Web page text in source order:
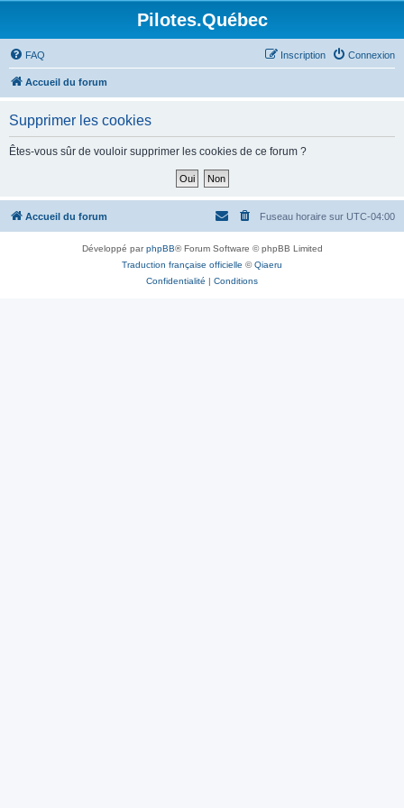
Pilotes.Québec
FAQ Connexion
Inscription
Accueil du forum
Supprimer les cookies
Êtes-vous sûr de vouloir supprimer les cookies de ce forum ?
Accueil du forum Fuseau horaire sur UTC-04:00
Développé parphpBB® Forum Software © phpBB Limited
Traduction française officielle ©Qiaeru
Confidentialité | Conditions